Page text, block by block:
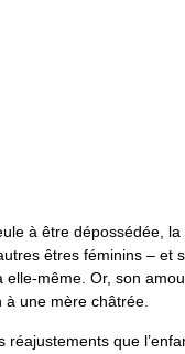
à être dépossédée,
êtres féminins – et
elle-même. Or, son
une mère châtrée.
réajustements que